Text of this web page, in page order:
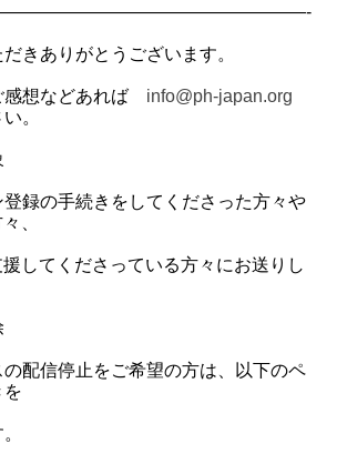
きありがとうございます。
感想などあれば info@ph-japan.org
い。
録の手続きをしてくださった方々や
、
してくださっている方々にお送りし
配信停止をご希望の方は、以下のペ
を